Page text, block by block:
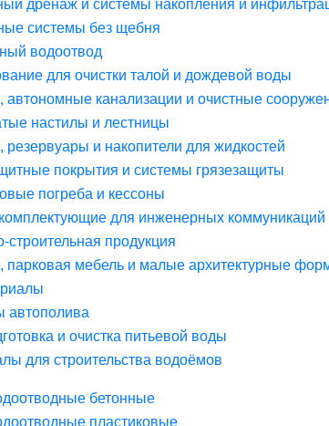
дренаж и системы накопления и
системы без щебня
водоотвод
для очистки талой и дождевой воды
автономные канализации и очистные
настилы и лестницы
резервуары и накопители для жидкостей
покрытия и системы грязезащиты
погреба и кессоны
для инженерных коммуникаций
строительная продукция
парковая мебель и малые архитектурные
автополива
и очистка питьевой воды
для строительства водоёмов
бетонные
пластиковые